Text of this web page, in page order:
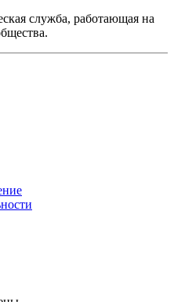
служба, работающая на